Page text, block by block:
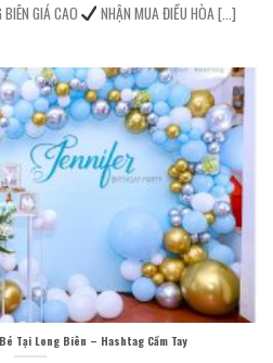
GIÁ CAO NHẬN MUA ĐIỀU HÒA [...]
Tại Long Biên – Hashtag Cầm Tay